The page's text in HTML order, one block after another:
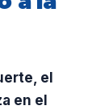
el
en el